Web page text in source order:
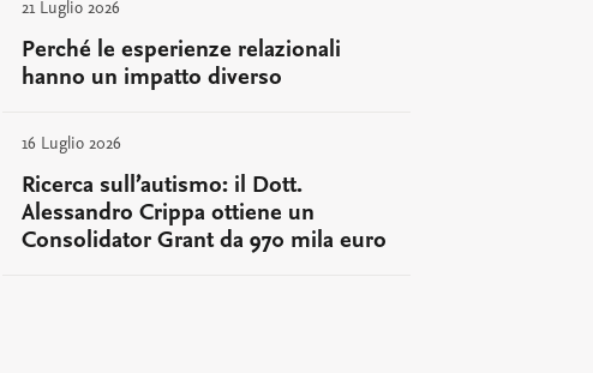
21 Luglio 2026
Perché le esperienze relazionali
hanno un impatto diverso
16 Luglio 2026
Ricerca sull’autismo: il Dott.
Alessandro Crippa ottiene un
Consolidator Grant da 970 mila euro